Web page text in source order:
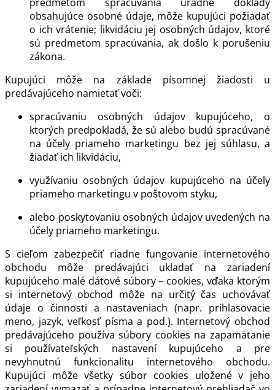
obsahujúce osobné údaje, môže kupujúci požiadať
o ich vrátenie; likvidáciu jej osobných údajov, ktoré
sú predmetom spracúvania, ak došlo k porušeniu
zákona.
Kupujúci môže na základe písomnej žiadosti u
predávajúceho namietať voči:
spracúvaniu osobných údajov kupujúceho, o
ktorých predpokladá, že sú alebo budú spracúvané
na účely priameho marketingu bez jej súhlasu, a
žiadať ich likvidáciu,
využívaniu osobných údajov kupujúceho na účely
priameho marketingu v poštovom styku,
alebo poskytovaniu osobných údajov uvedených na
účely priameho marketingu.
S cieľom zabezpečiť riadne fungovanie internetového
obchodu môže predávajúci ukladať na zariadení
kupujúceho malé dátové súbory – cookies, vďaka ktorým
si internetový obchod môže na určitý čas uchovávať
údaje o činnosti a nastaveniach (napr. prihlasovacie
meno, jazyk, veľkosť písma a pod.). Internetový obchod
predávajúceho používa súbory cookies na zapamätanie
si používateľských nastavení kupujúceho a pre
nevyhnutnú funkcionalitu internetového obchodu.
Kupujúci môže všetky súbor cookies uložené v jeho